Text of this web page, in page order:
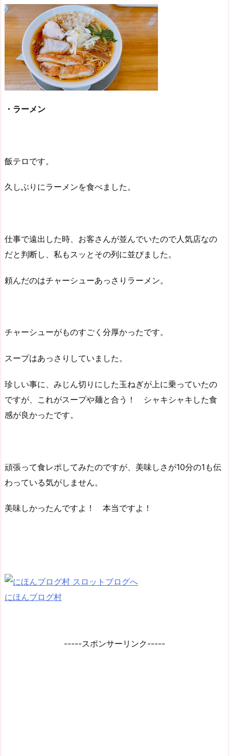
・ラーメン
飯テロです。
久しぶりにラーメンを食べました。
仕事で遠出した時、お客さんが並んでいたので人気店なの
だと判断し、私もスッとその列に並びました。
頼んだのはチャーシューあっさりラーメン。
チャーシューがものすごく分厚かったです。
スープはあっさりしていました。
珍しい事に、みじん切りにした玉ねぎが上に乗っていたの
ですが、これがスープや麺と合う！ シャキシャキした食
感が良かったです。
頑張って食レポしてみたのですが、美味しさが10分の1も伝
わっている気がしません。
美味しかったんですよ！ 本当ですよ！
にほんブログ村
-----スポンサーリンク-----